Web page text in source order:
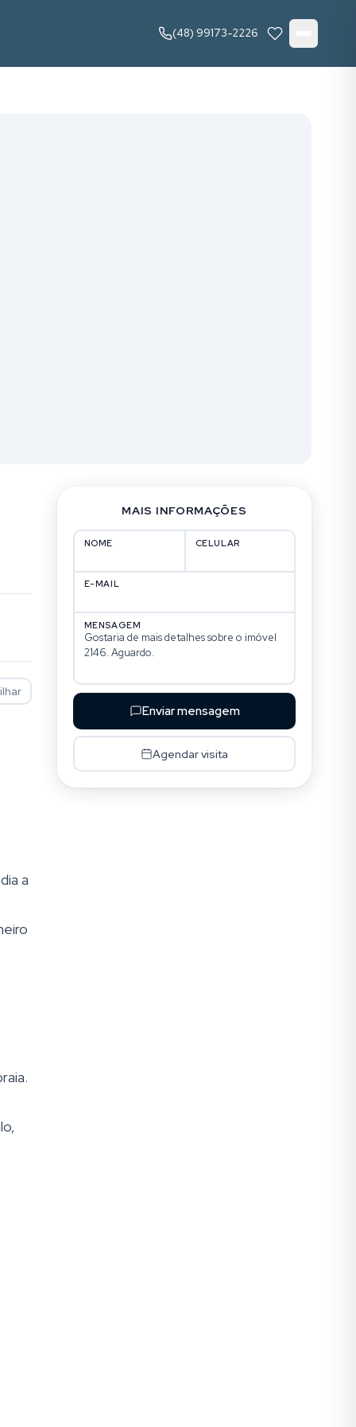
(48) 99173-2226
a
MAIS INFORMAÇÕES
NOME CELULAR
E-MAIL
MENSAGEM
Enviar mensagem
Agendar visita